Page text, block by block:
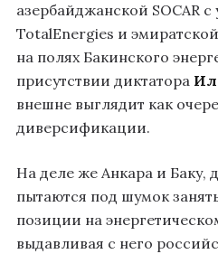
азербайджанской SOCAR
TotalEnergies и
на полях Бакинского
присутствии диктатора
внешне выглядит как
диверсификации.
На деле же Анкара и Баку,
пытаются под шумок
позиции на
выдавливая с него